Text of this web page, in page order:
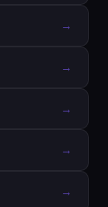
→
→
→
→
→